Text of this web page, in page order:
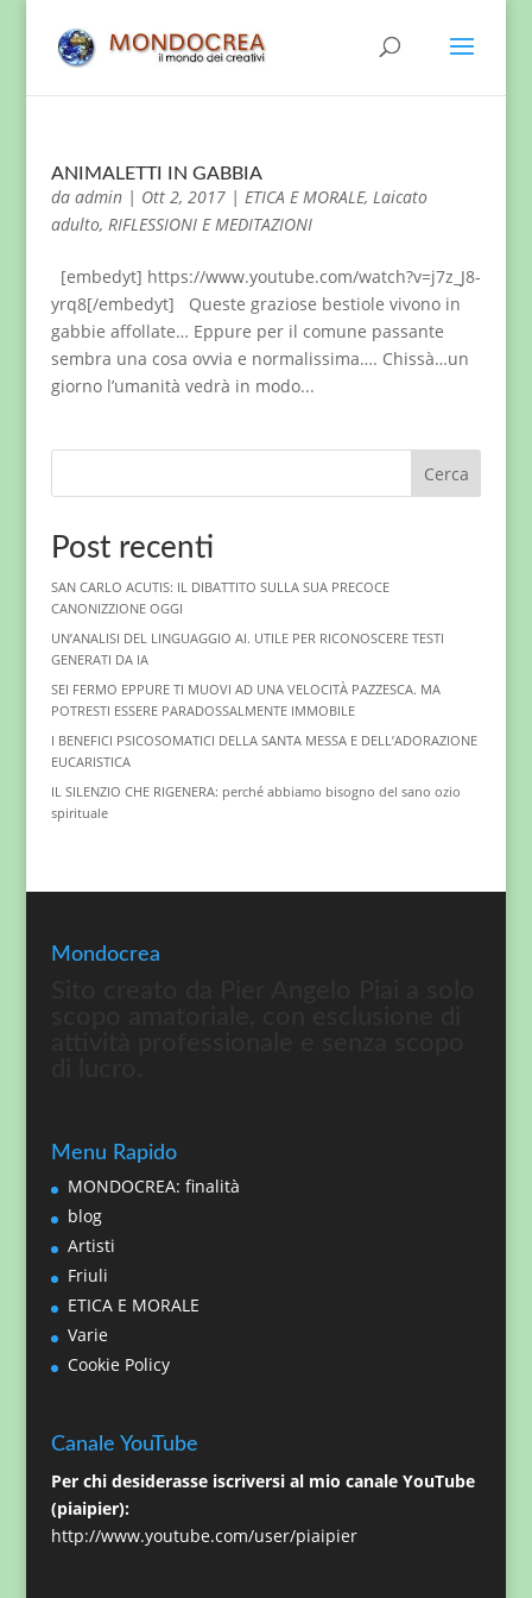
ANIMALETTI IN GABBIA
da admin| Ott 2, 2017| ETICA E MORALE, Laicato
adulto, RIFLESSIONI E MEDITAZIONI
[embedyt] https://www.youtube.com/watch?v=j7z_J8-
yrq8[/embedyt] Queste graziose bestiole vivono in
gabbie affollate… Eppure per il comune passante
sembra una cosa ovvia e normalissima…. Chissà…un
giorno l’umanità vedrà in modo...
Cerca
Post recenti
SAN CARLO ACUTIS: IL DIBATTITO SULLA SUA PRECOCE
CANONIZZIONE OGGI
UN’ANALISI DEL LINGUAGGIO AI. UTILE PER RICONOSCERE TESTI
GENERATI DA IA
SEI FERMO EPPURE TI MUOVI AD UNA VELOCITÀ PAZZESCA. MA
POTRESTI ESSERE PARADOSSALMENTE IMMOBILE
I BENEFICI PSICOSOMATICI DELLA SANTA MESSA E DELL’ADORAZIONE
EUCARISTICA
IL SILENZIO CHE RIGENERA: perché abbiamo bisogno del sano ozio
spirituale
Mondocrea
Menu Rapido
MONDOCREA: finalità
blog
Artisti
Friuli
ETICA E MORALE
Varie
Cookie Policy
Canale YouTube
Per chi desiderasse iscriversi al mio canale YouTube
(piaipier):
http://www.youtube.com/user/piaipier